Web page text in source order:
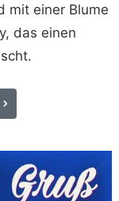
mit einer Blume
das einen
Code